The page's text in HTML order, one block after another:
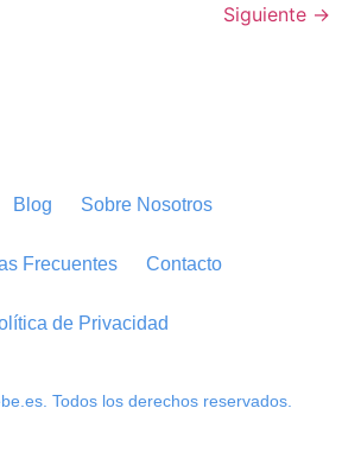
Siguiente →
Blog Sobre Nosotros
Frecuentes Contacto
de Privacidad
Todos los derechos reservados.